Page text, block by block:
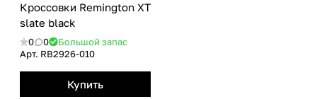
Кроссовки Remington XT
slate black
0 0
Большой запас
Арт. RB2926-010
Купить